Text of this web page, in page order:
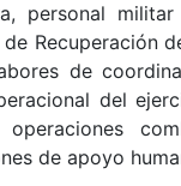
personal
Recuperación
de
del
operaciones
de apoyo